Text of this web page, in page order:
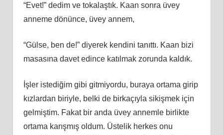
“Evet!” dedim ve tokalaştık. Kaan sonra üvey
anneme dönünce, üvey annem,
“Gülse, ben de!” diyerek kendini tanıttı. Kaan bizi
masasına davet edince katılmak zorunda kaldık.
İşler istediğim gibi gitmiyordu, buraya ortama girip
kızlardan biriyle, belki de birkaçıyla sikişmek için
gelmiştim. Fakat bir anda üvey annemle birlikte
ortama karışmış oldum. Üstelik herkes onu